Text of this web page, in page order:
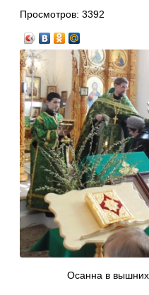
Просмотров: 3392
Осанна в